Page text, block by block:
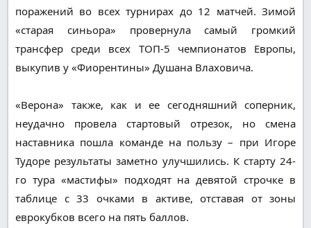
поражений во всех турнирах до 12 матчей. Зимой
«старая синьора» провернула самый громкий
трансфер среди всех ТОП-5 чемпионатов Европы,
выкупив у «Фиорентины» Душана Влаховича.
«Верона» также, как и ее сегодняшний соперник,
неудачно провела стартовый отрезок, но смена
наставника пошла команде на пользу – при Игоре
Тудоре результаты заметно улучшились. К старту 24-
го тура «мастифы» подходят на девятой строчке в
таблице с 33 очками в активе, отставая от зоны
еврокубков всего на пять баллов.